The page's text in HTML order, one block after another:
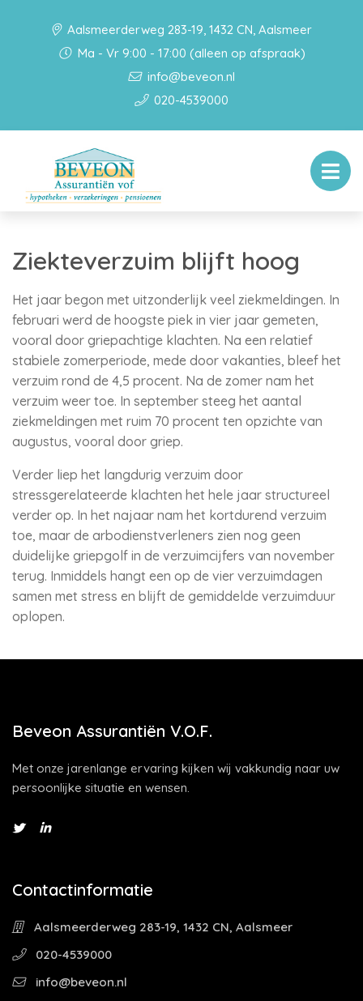
Aalsmeerderweg 283-19, 1432 CN, Aalsmeer
Ma - Vr 9:00 - 17:00 (alleen op afspraak)
info@beveon.nl
020-4539000
Ziekteverzuim blijft hoog
Het jaar begon met uitzonderlijk veel ziekmeldingen. In
februari werd de hoogste piek in vier jaar gemeten,
vooral door griepachtige klachten. Na een relatief
stabiele zomerperiode, mede door vakanties, bleef het
verzuim rond de 4,5 procent. Na de zomer nam het
verzuim weer toe. In september steeg het aantal
ziekmeldingen met ruim 70 procent ten opzichte van
augustus, vooral door griep.
Verder liep het langdurig verzuim door
stressgerelateerde klachten het hele jaar structureel
verder op. In het najaar nam het kortdurend verzuim
toe, maar de arbodienstverleners zien nog geen
duidelijke griepgolf in de verzuimcijfers van november
terug. Inmiddels hangt een op de vier verzuimdagen
samen met stress en blijft de gemiddelde verzuimduur
oplopen.
Beveon Assurantiën V.O.F.
Met onze jarenlange ervaring kijken wij vakkundig naar uw
persoonlijke situatie en wensen.
Contactinformatie
Aalsmeerderweg 283-19, 1432 CN, Aalsmeer
020-4539000
info@beveon.nl